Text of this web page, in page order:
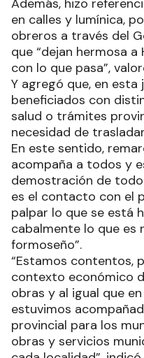
en calles y lumínica,
obreros a través del
que “dejan hermosa
con lo que pasa”,
Y agregó que, en
beneficiados con
salud o trámites
necesidad de
En este sentido,
acompaña a todos y
demostración de todo
es el contacto con el
palpar lo que se está
cabalmente lo que es
formoseño”.
“Estamos contentos,
contexto económico
obras y al igual que
estuvimos
provincial para los
obras y servicios